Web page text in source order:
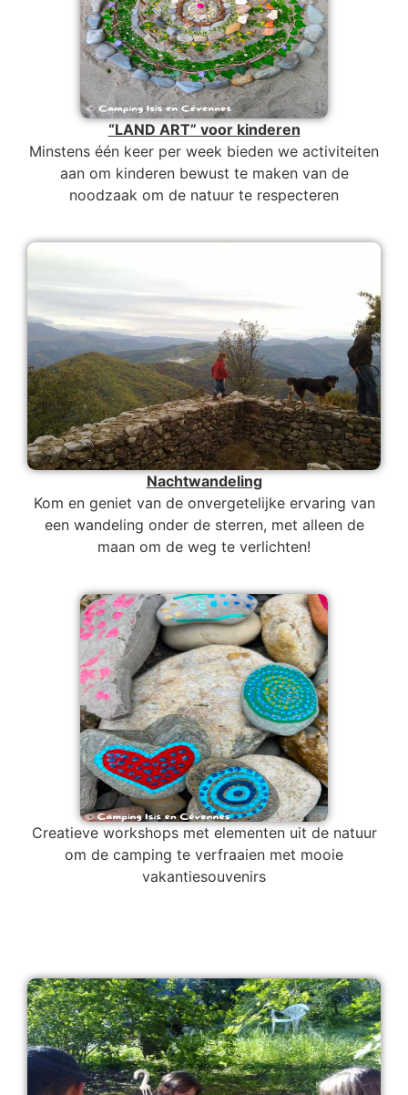
“LAND ART” voor kinderen
Minstens één keer per week bieden we activiteiten
aan om kinderen bewust te maken van de
noodzaak om de natuur te respecteren
Nachtwandeling
Kom en geniet van de onvergetelijke ervaring van
een wandeling onder de sterren, met alleen de
maan om de weg te verlichten!
Creatieve workshops met elementen uit de natuur
om de camping te verfraaien met mooie
vakantiesouvenirs